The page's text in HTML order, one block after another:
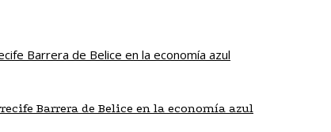
Barrera de Belice en la economía azul